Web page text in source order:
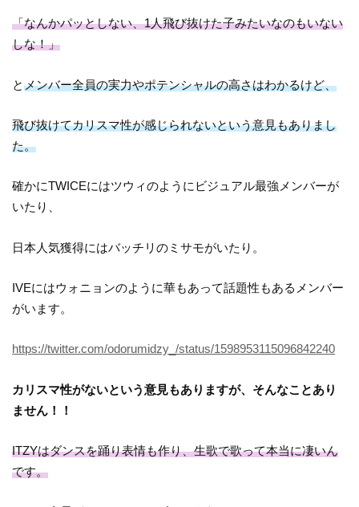
「なんかパッとしない、1人飛び抜けた子みたいなのもいない
しな！」
とメンバー全員の実力やポテンシャルの高さはわかるけど、
飛び抜けてカリスマ性が感じられないという意見もありまし
た。
確かにTWICEにはツウィのようにビジュアル最強メンバーが
いたり、
日本人気獲得にはバッチリのミサモがいたり。
IVEにはウォニョンのように華もあって話題性もあるメンバー
がいます。
https://twitter.com/odorumidzy_/status/1598953115096842240
カリスマ性がないという意見もありますが、そんなことあり
ません！！
ITZYはダンスを踊り表情も作り、生歌で歌って本当に凄いん
です。